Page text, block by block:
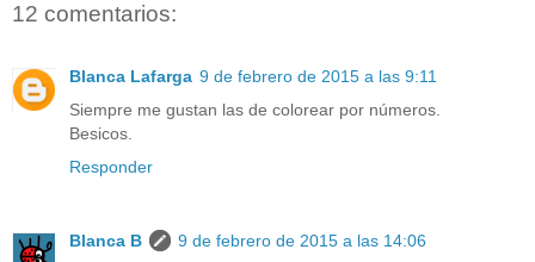
12 comentarios:
Blanca Lafarga 9 de febrero de 2015 a las 9:11
Siempre me gustan las de colorear por números.
Besicos.
Responder
Blanca B
9 de febrero de 2015 a las 14:06